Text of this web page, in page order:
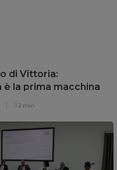
di Vittoria:
è la prima macchina
2 min